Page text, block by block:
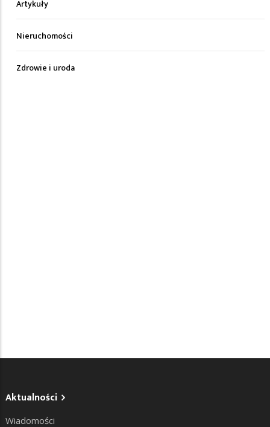
Artykuły
Nieruchomości
Zdrowie i uroda
Aktualności
Wiadomości